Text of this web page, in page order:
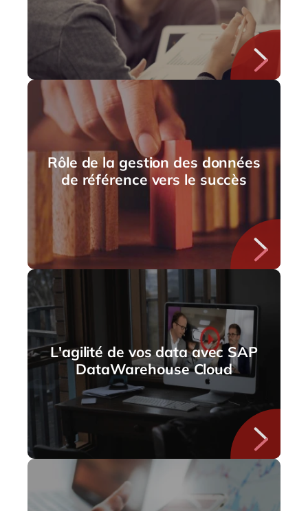
Rôle de la gestion des données
de référence vers le succès
L'agilité de vos data avec SAP
DataWarehouse Cloud